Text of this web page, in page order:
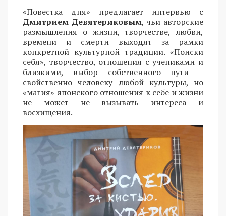
«Повестка дня» предлагает интервью с
Дмитрием Девятериковым, чьи авторские
размышления о жизни, творчестве, любви,
времени и смерти выходят за рамки
конкретной культурной традиции. «Поиски
себя», творчество, отношения с учениками и
близкими, выбор собственного пути –
свойственно человеку любой культуры, но
«магия» японского отношения к себе и жизни
не может не вызывать интереса и
восхищения.